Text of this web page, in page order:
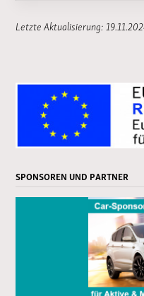
Letzte Aktualisierung:
SPONSOREN UND PARTNER